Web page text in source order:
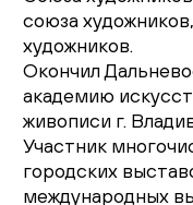
союза
художников.
Окончил
академию
живописи г.
Участник
городских
международных